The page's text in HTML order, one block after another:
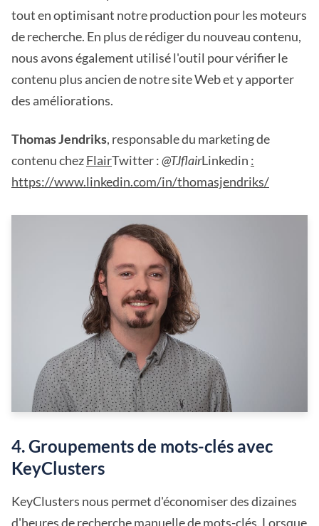
tout en optimisant notre production pour les moteurs
de recherche. En plus de rédiger du nouveau contenu,
nous avons également utilisé l'outil pour vérifier le
contenu plus ancien de notre site Web et y apporter
des améliorations.
Thomas Jendriks, responsable du marketing de
contenu chezFlairTwitter :@TJflairLinkedin :
https://www.linkedin.com/in/thomasjendriks/
4. Groupements de mots-clés avec
KeyClusters
KeyClusters nous permet d'économiser des dizaines
d'heures de recherche manuelle de mots-clés. Lorsque